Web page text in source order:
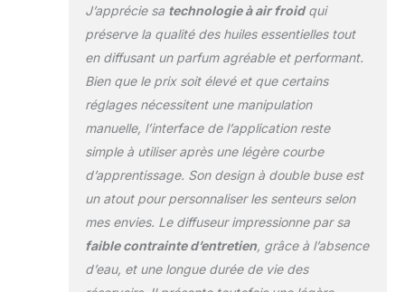
prend en charge 2
bouteilles d'huiles
Basculez sans
effort entre les
parfums en
appuyant sur un
expérience
d'aromathérapie
plus dynamique et
personnalisée. Dites
adieu au fait d'être
limité à un seul
parfum Contrôle
J’apprécie sa technologie à air froidqui
préserve la qualité des huiles essentielles tout
en diffusant un parfum agréable et performant.
Bien que le prix soit élevé et que certains
réglages nécessitent une manipulation
manuelle, l’interface de l’application reste
simple à utiliser après une légère courbe
d’apprentissage. Son design à double buse est
un atout pour personnaliser les senteurs selon
mes envies. Le diffuseur impressionne par sa
faible contrainte d’entretien, grâce à l’absence
d’eau, et une longue durée de vie des